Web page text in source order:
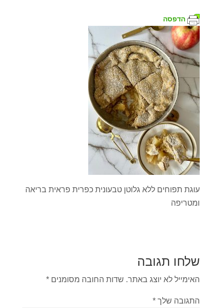
הדפסה
עוגת תפוחים ללא גלוטן טבעונית כפרית פראית בריאה
ומטריפה
שלחו תגובה
האימייל לא יוצג באתר. שדות החובה מסומנים *
התגובה שלך *